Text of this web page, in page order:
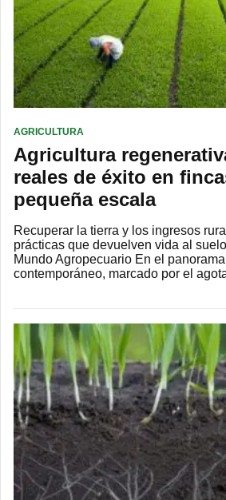
AGRICULTURA
Agricultura
reales de éxito en
pequeña escala
Recuperar la tierra y los ingresos
prácticas que devuelven vida al
Mundo Agropecuario En el
contemporáneo, marcado por el